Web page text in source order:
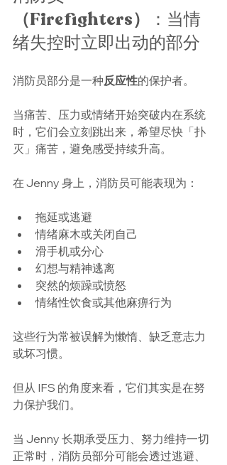
（Firefighters）
：当情
绪失控时立即出动的部分
消防员部分是一种反应性的保护者。
当痛苦、压力或情绪开始突破内在系统
时，它们会立刻跳出来，希望尽快「扑
灭」痛苦，避免感受持续升高。
在 Jenny 身上，消防员可能表现为：
拖延或逃避
情绪麻木或关闭自己
滑手机或分心
幻想与精神逃离
突然的烦躁或愤怒
情绪性饮食或其他麻痹行为
这些行为常被误解为懒惰、缺乏意志力
或坏习惯。
但从 IFS 的角度来看，它们其实是在努
力保护我们。
当 Jenny 长期承受压力、努力维持一切
正常时，消防员部分可能会透过逃避、